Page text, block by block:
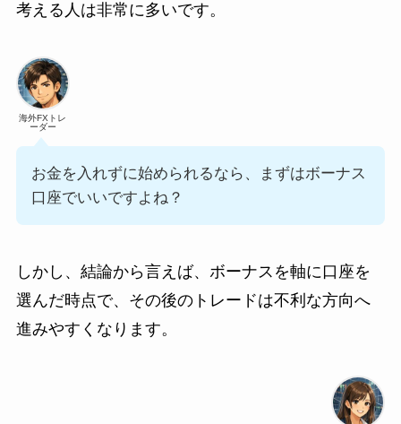
考える人は非常に多いです。
海外FXトレ
ーダー
お金を入れずに始められるなら、まずはボーナス
口座でいいですよね？
しかし、結論から言えば、ボーナスを軸に口座を
選んだ時点で、その後のトレードは不利な方向へ
進みやすくなります。